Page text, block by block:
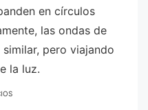
en círculos
las ondas de
pero viajando
la luz.